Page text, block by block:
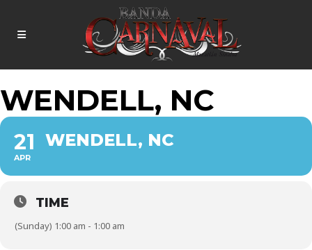
WENDELL, NC
21
APR
WENDELL, NC
TIME
(Sunday) 1:00 am - 1:00 am